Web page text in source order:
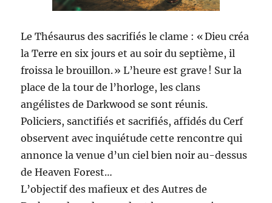
Le Thésaurus des sacrifiés le clame : « Dieu créa
la Terre en six jours et au soir du septième, il
froissa le brouillon. » L’heure est grave ! Sur la
place de la tour de l’horloge, les clans
angélistes de Darkwood se sont réunis.
Policiers, sanctifiés et sacrifiés, affidés du Cerf
observent avec inquiétude cette rencontre qui
annonce la venue d’un ciel bien noir au-dessus
de Heaven Forest…
L’objectif des mafieux et des Autres de